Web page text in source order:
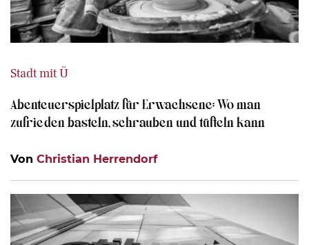
Stadt mit Ü
Abenteuerspielplatz für Erwachsene: Wo man
zufrieden basteln, schrauben und tüfteln kann
Von Christian Herrendorf